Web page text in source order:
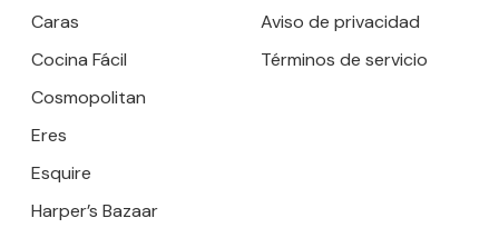
Caras
Cocina Fácil
Cosmopolitan
Eres
Esquire
Harper’s Bazaar
Aviso de privacidad
Términos de servicio